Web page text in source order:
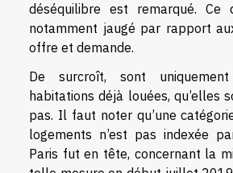
déséquilibre est remarqué. Ce
notamment jaugé par rapport
offre et demande.
De surcroît, sont
habitations déjà louées, qu’elles
pas. Il faut noter qu’une
logements n’est pas indexée
Paris fut en tête, concernant la